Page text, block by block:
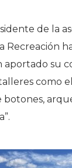
de la
Recreación
aportado su
como
botones,